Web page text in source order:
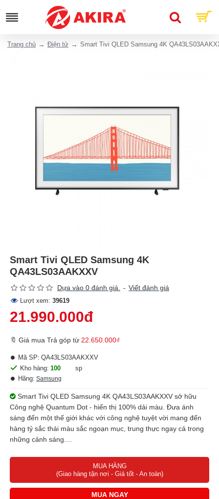
Trang chủ Điện tử Smart Tivi QLED Samsung 4K
Smart Tivi QLED Samsung 4K
QA43LS03AAKXXV
Dựa vào 0 đánh giá. - Viết đánh giá
Lượt xem: 39619
21.990.000đ
🔖 Giá mua Trả góp từ 22.650.000₫
Kho hàng: 100
sp
Hãng: Samsung
Mã SP: QA43LS03AAKXXV
Smart Tivi QLED Samsung 4K QA43LS03AAKXXV sở hữu
Công nghệ Quantum Dot - hiển thị 100% dải màu. Đưa ánh
sáng đến một thế giới khác với công nghệ tuyệt vời mang đến
hàng tỷ sắc thái màu sắc ngoạn mục, trung thực ngay cả trong
những cảnh sáng....
MUA HÀNG
(Giao hàng tận nơi - Giá tốt - An toàn)
MUA NGAY